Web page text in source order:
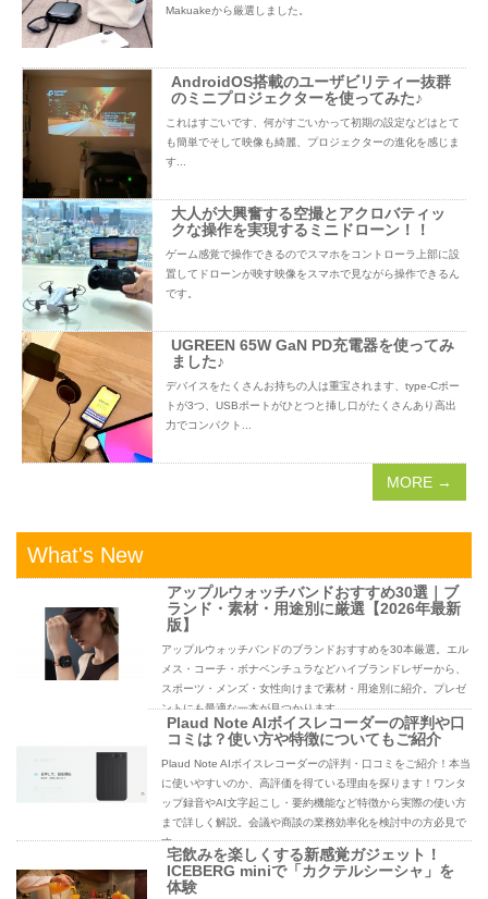
Makuakeから厳選しました。
AndroidOS搭載のユーザビリティー抜群
のミニプロジェクターを使ってみた♪
これはすごいです、何がすごいかって初期の設定などはとて
も簡単でそして映像も綺麗、プロジェクターの進化を感じま
す...
大人が大興奮する空撮とアクロバティッ
クな操作を実現するミニドローン！！
ゲーム感覚で操作できるのでスマホをコントローラ上部に設
置してドローンが映す映像をスマホで見ながら操作できるん
です。
UGREEN 65W GaN PD充電器を使ってみ
ました♪
デバイスをたくさんお持ちの人は重宝されます、type-Cポー
トが3つ、USBポートがひとつと挿し口がたくさんあり高出
力でコンパクト...
MORE →
What's New
アップルウォッチバンドおすすめ30選｜ブ
ランド・素材・用途別に厳選【2026年最新
版】
アップルウォッチバンドのブランドおすすめを30本厳選。エル
メス・コーチ・ボナベンチュラなどハイブランドレザーから、
スポーツ・メンズ・女性向けまで素材・用途別に紹介。プレゼ
ントにも最適な一本が見つかります。
Plaud Note AIボイスレコーダーの評判や口
コミは？使い方や特徴についてもご紹介
Plaud Note AIボイスレコーダーの評判・口コミをご紹介！本当
に使いやすいのか、高評価を得ている理由を探ります！ワンタ
ップ録音やAI文字起こし・要約機能など特徴から実際の使い方
まで詳しく解説。会議や商談の業務効率化を検討中の方必見で
す。
宅飲みを楽しくする新感覚ガジェット！
ICEBERG miniで「カクテルシーシャ」を
体験